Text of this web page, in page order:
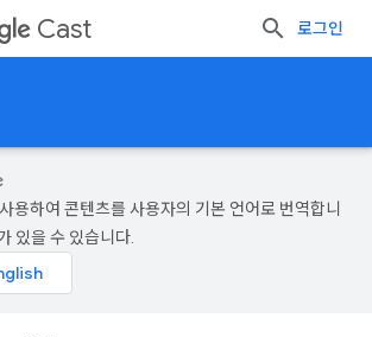
Cast 로그인
용하여 콘텐츠를 사용자의 기본 언어로 번역합니
있을 수 있습니다.